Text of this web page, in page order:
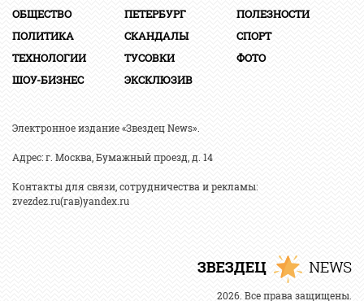
ОБЩЕСТВО
ПЕТЕРБУРГ
ПОЛЕЗНОСТИ
ПОЛИТИКА
СКАНДАЛЫ
СПОРТ
ТЕХНОЛОГИИ
ТУСОВКИ
ФОТО
ШОУ-БИЗНЕС
ЭКСКЛЮЗИВ
Электронное издание «Звездец News».
Адрес: г. Москва, Бумажный проезд, д. 14
Контакты для связи, сотрудничества и рекламы:
zvezdez.ru(гав)yandex.ru
2026. Все права защищены.